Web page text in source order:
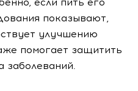
если пить его
показывают,
улучшению
помогает защитить
заболеваний.